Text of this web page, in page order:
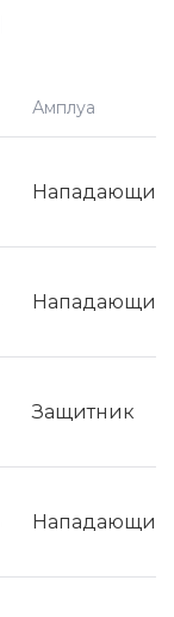
Амплуа
Нападающий
Нападающий
Защитник
Нападающий